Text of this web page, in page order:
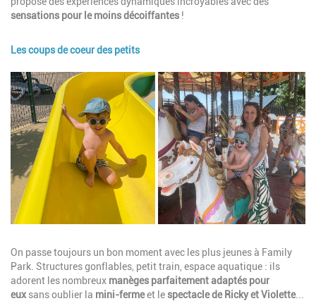
sensations pour le moins décoiffantes !
Les coups de coeur des petits
Image
Description
On passe toujours un bon moment avec les plus jeunes à Family
Park. Structures gonflables, petit train, espace aquatique : ils
adorent les nombreux manèges parfaitement adaptés pour
eux sans oublier la mini-fermeet lespectacle de Ricky et Violette...